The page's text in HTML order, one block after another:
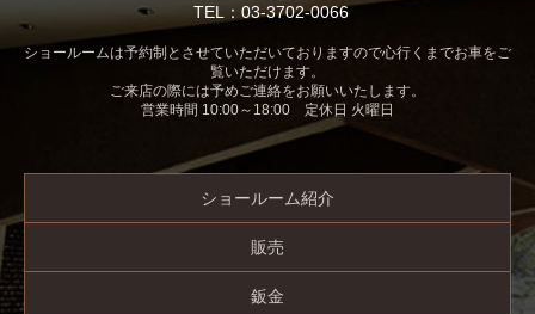
TEL：03-3702-0066
ショールームは予約制とさせていただいておりますので心行くまでお車をご
覧いただけます。
ご来店の際には予めご連絡をお願いいたします。
営業時間 10:00～18:00 定休日 火曜日
ショールーム紹介
販売
鈑金